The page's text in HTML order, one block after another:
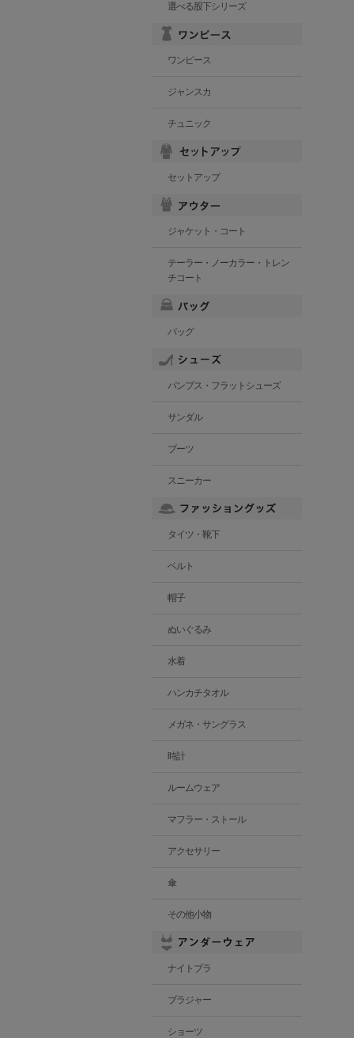
選べる股下シリーズ
ワンピース
ジャンスカ
チュニック
セットアップ
ジャケット・コート
テーラー・ノーカラー・トレン
チコート
バッグ
パンプス・フラットシューズ
サンダル
ブーツ
スニーカー
タイツ・靴下
ベルト
帽子
ぬいぐるみ
水着
ハンカチタオル
メガネ・サングラス
時計
ルームウェア
マフラー・ストール
アクセサリー
傘
その他小物
ナイトブラ
ブラジャー
ショーツ